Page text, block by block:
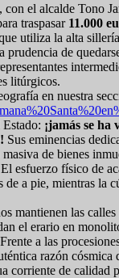
el alcalde Tono
traspasar 11.000
utiliza la alta
de
litúrgicos.
en nuestra
¡jamás se
Sus eminencias
de bienes
esfuerzo físico de
de a pie, mientras la
mantienen las calles
el erario en
a las
razón cósmica
corriente de calidad